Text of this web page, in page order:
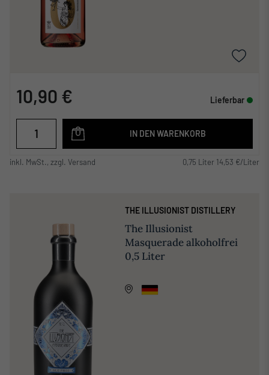
10,90 € Lieferbar
IN DEN WARENKORB
inkl. MwSt., zzgl. Versand 0,75 Liter 14,53 €/Liter
THE ILLUSIONIST DISTILLERY
The Illusionist
Masquerade alkoholfrei
0,5 Liter